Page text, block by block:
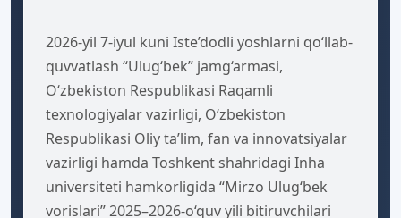
2026-yil 7-iyul kuni Iste’dodli yoshlarni qo‘llab-
quvvatlash “Ulug‘bek” jamg‘armasi,
O‘zbekiston Respublikasi Raqamli
texnologiyalar vazirligi, O‘zbekiston
Respublikasi Oliy ta’lim, fan va innovatsiyalar
vazirligi hamda Toshkent shahridagi Inha
universiteti hamkorligida “Mirzo Ulug‘bek